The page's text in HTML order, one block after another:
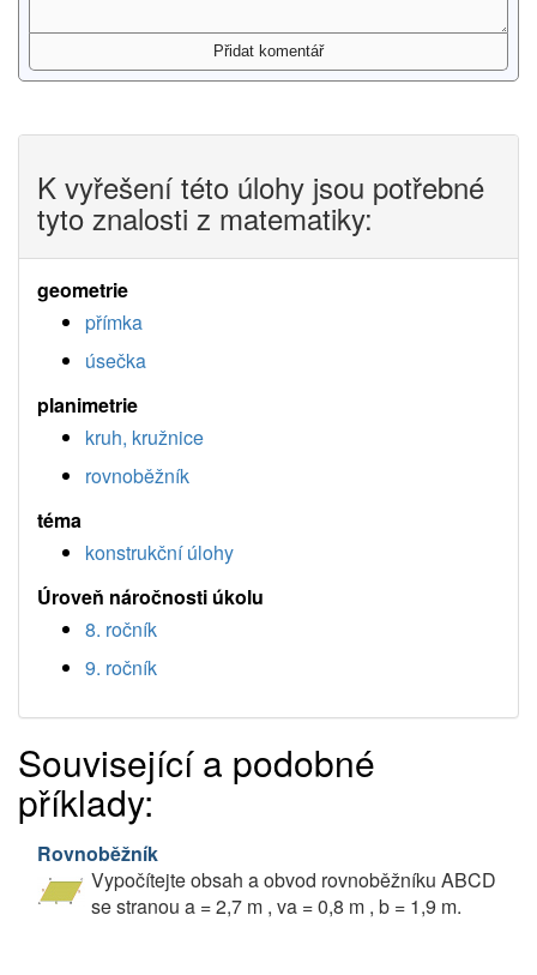
K vyřešení této úlohy jsou potřebné
tyto znalosti z matematiky:
geometrie
přímka
úsečka
planimetrie
kruh, kružnice
rovnoběžník
téma
konstrukční úlohy
Úroveň náročnosti úkolu
8. ročník
9. ročník
Související a podobné
příklady:
Rovnoběžník
Vypočítejte obsah a obvod rovnoběžníku ABCD
se stranou a = 2,7 m , va = 0,8 m , b = 1,9 m.